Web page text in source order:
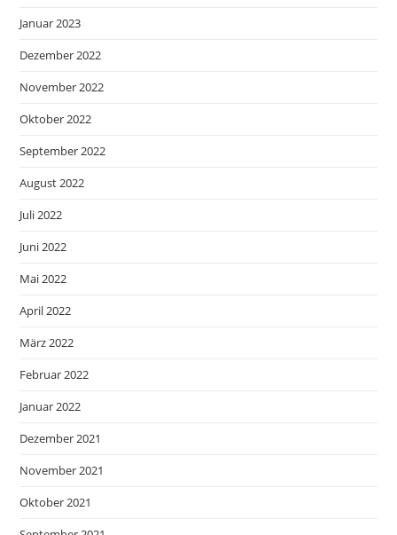
Januar 2023
Dezember 2022
November 2022
Oktober 2022
September 2022
August 2022
Juli 2022
Juni 2022
Mai 2022
April 2022
März 2022
Februar 2022
Januar 2022
Dezember 2021
November 2021
Oktober 2021